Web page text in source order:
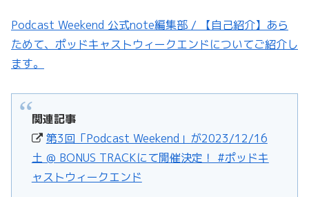
Podcast Weekend 公式note編集部 / 【自己紹介】あら
ためて、ポッドキャストウィークエンドについてご紹介し
ます。
関連記事
第3回「Podcast Weekend」が2023/12/16
土 @ BONUS TRACKにて開催決定！ #ポッドキ
ャストウィークエンド